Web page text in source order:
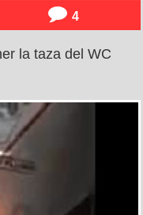
4
la taza del WC